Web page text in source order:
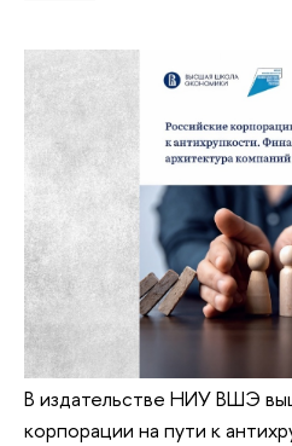
В издательстве НИУ ВШЭ
корпорации на пути к